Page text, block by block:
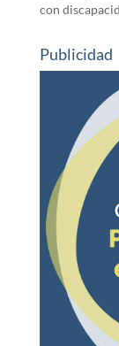
con
Publicidad